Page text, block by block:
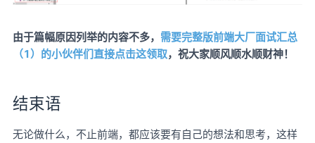
由于篇幅原因列举的内容不多， 需要完整版前端大厂面试汇总
（1）的小伙伴们直接点击这领取，祝大家顺风顺水顺财神！
结束语
无论做什么，不止前端，都应该要有自己的想法和思考，这样